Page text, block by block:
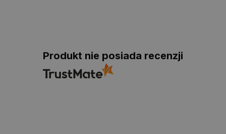
Produkt nie posiada recenzji